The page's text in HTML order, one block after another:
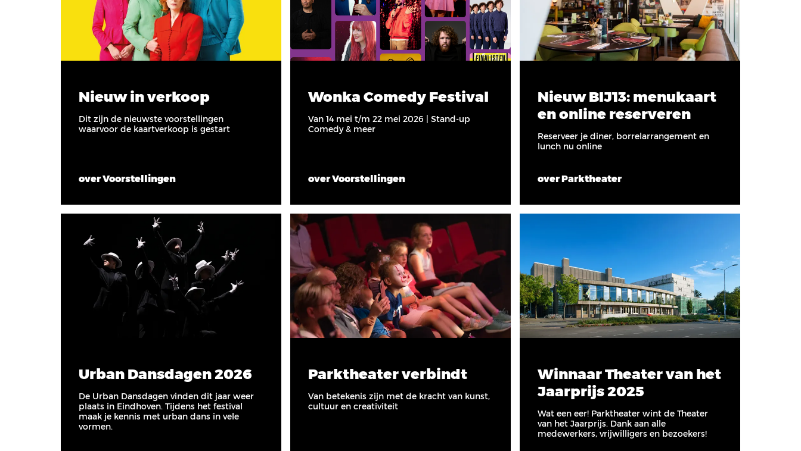
Nieuw in verkoop
Dit zijn de nieuwste voorstellingen
waarvoor de kaartverkoop is gestart
over Voorstellingen
Wonka Comedy Festival
Van 14 mei t/m 22 mei 2026 | Stand-up
Comedy & meer
over Voorstellingen
Nieuw BIJ13: menukaart
en online reserveren
Reserveer je diner, borrelarrangement en
lunch nu online
over Parktheater
Urban Dansdagen 2026
De Urban Dansdagen vinden dit jaar weer
plaats in Eindhoven. Tijdens het festival
maak je kennis met urban dans in vele
vormen.
Parktheater verbindt
Van betekenis zijn met de kracht van kunst,
cultuur en creativiteit
Winnaar Theater van het
Jaarprijs 2025
Wat een eer! Parktheater wint de Theater
van het Jaarprijs. Dank aan alle
medewerkers, vrijwilligers en bezoekers!